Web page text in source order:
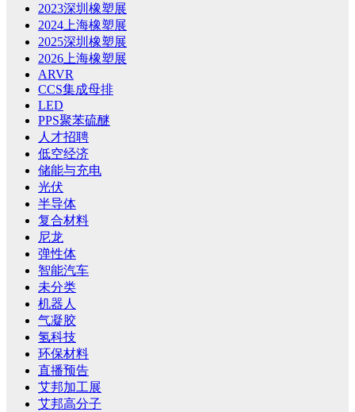
2023深圳橡塑展
2024上海橡塑展
2025深圳橡塑展
2026上海橡塑展
ARVR
CCS集成母排
LED
PPS聚苯硫醚
人才招聘
低空经济
储能与充电
光伏
半导体
复合材料
尼龙
弹性体
智能汽车
未分类
机器人
气凝胶
氢科技
环保材料
直播预告
艾邦加工展
艾邦高分子